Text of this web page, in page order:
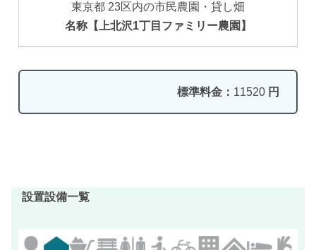
東京都 23区内の市民農園・貸し畑
名称【上北沢1丁目ファミリー農園】
標準料金： 11520 円
設置設備一覧